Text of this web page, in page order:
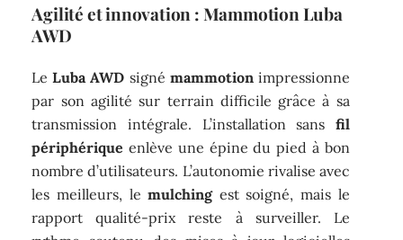
Agilité et innovation : Mammotion Luba
AWD
LeLuba AWD signé mammotionimpressionne
par son agilité sur terrain difficile grâce à sa
transmission intégrale. L’installation sans fil
périphérique enlève une épine du pied à bon
nombre d’utilisateurs. L’autonomie rivalise avec
les meilleurs, lemulchingest soigné, mais le
rapport qualité-prix reste à surveiller. Le